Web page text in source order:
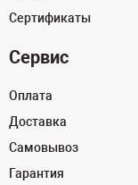
Сертификаты
Сервис
Оплата
Доставка
Самовывоз
Гарантия